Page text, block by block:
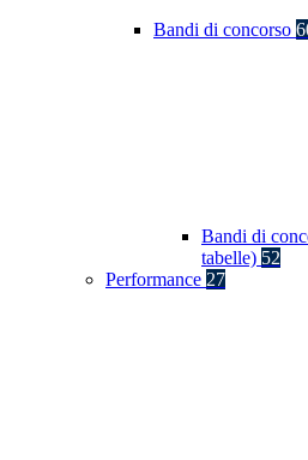
Bandi di concorso
Bandi di
tabelle) 52
Performance 27